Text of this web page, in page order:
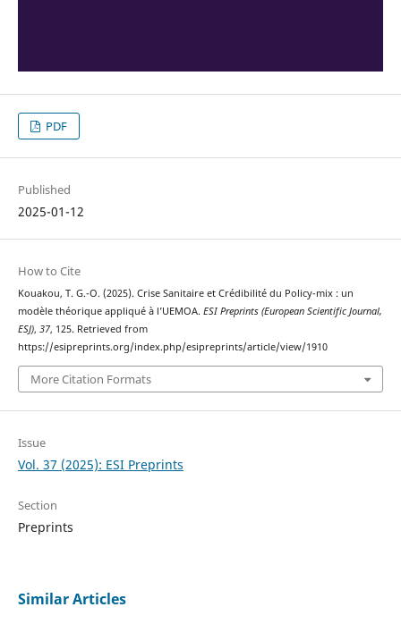
PDF
Published
2025-01-12
How to Cite
Kouakou, T. G.-O. (2025). Crise Sanitaire et Crédibilité du Policy-mix : un
modèle théorique appliqué à l’UEMOA. ESI Preprints (European Scientific Journal,
ESJ), 37, 125. Retrieved from
https://esipreprints.org/index.php/esipreprints/article/view/1910
More Citation Formats
Issue
Vol. 37 (2025): ESI Preprints
Section
Preprints
Similar Articles